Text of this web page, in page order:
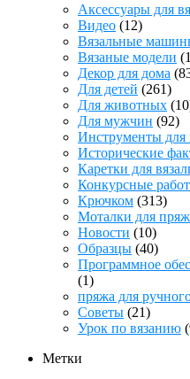
Аксессуары для
Видео (12)
Вязальные
Вязаные модели
Декор для дома
Для детей (261)
Для животных
Для мужчин (92)
Инструменты для
Исторические
Каретки для
Конкурсные
Крючком (313)
Моталки для
Новости (10)
Образцы (40)
Программное
(1)
пряжа для
Советы (21)
Урок по вязанию
Метки